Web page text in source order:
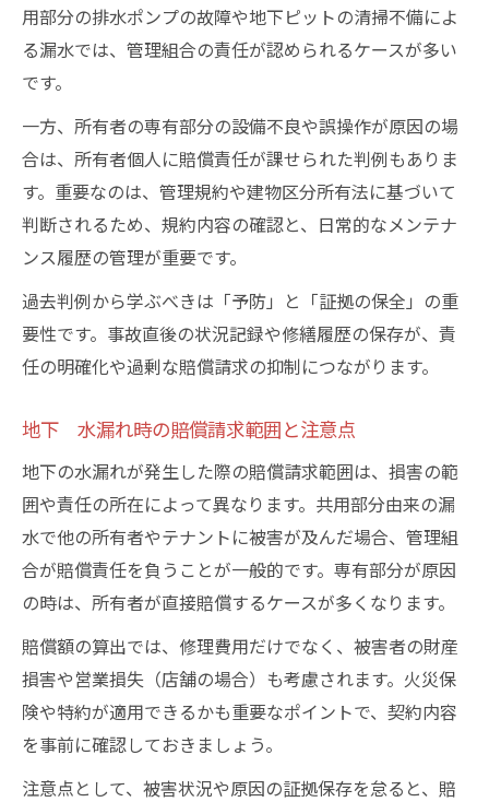
用部分の排水ポンプの故障や地下ピットの清掃不備によ
る漏水では、管理組合の責任が認められるケースが多い
です。
一方、所有者の専有部分の設備不良や誤操作が原因の場
合は、所有者個人に賠償責任が課せられた判例もありま
す。重要なのは、管理規約や建物区分所有法に基づいて
判断されるため、規約内容の確認と、日常的なメンテナ
ンス履歴の管理が重要です。
過去判例から学ぶべきは「予防」と「証拠の保全」の重
要性です。事故直後の状況記録や修繕履歴の保存が、責
任の明確化や過剰な賠償請求の抑制につながります。
地下 水漏れ時の賠償請求範囲と注意点
地下の水漏れが発生した際の賠償請求範囲は、損害の範
囲や責任の所在によって異なります。共用部分由来の漏
水で他の所有者やテナントに被害が及んだ場合、管理組
合が賠償責任を負うことが一般的です。専有部分が原因
の時は、所有者が直接賠償するケースが多くなります。
賠償額の算出では、修理費用だけでなく、被害者の財産
損害や営業損失（店舗の場合）も考慮されます。火災保
険や特約が適用できるかも重要なポイントで、契約内容
を事前に確認しておきましょう。
注意点として、被害状況や原因の証拠保存を怠ると、賠